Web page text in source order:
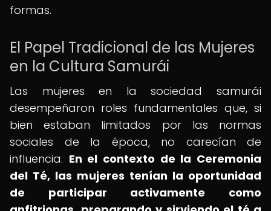
formas.
El Papel Tradicional de las Mujeres
en la Cultura Samurái
Las mujeres en la sociedad samurái
desempeñaron roles fundamentales que, si
bien estaban limitados por las normas
sociales de la época, no carecían de
influencia. En el contexto de la Ceremonia
del Té, las mujeres tenían la oportunidad
de participar activamente como